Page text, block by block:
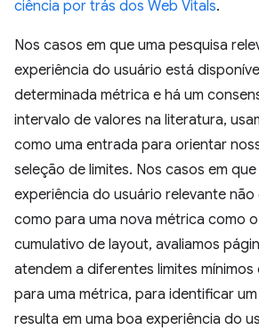
ciência por trás dos Web Vitals.
Nos casos em que uma pesquisa
experiência do usuário está
determinada métrica e há um
intervalo de valores na literatura,
como uma entrada para orientar
seleção de limites. Nos casos em
experiência do usuário relevante não
como para uma nova métrica como
cumulativo de layout, avaliamos
atendem a diferentes limites
para uma métrica, para identificar
resulta em uma boa experiência do